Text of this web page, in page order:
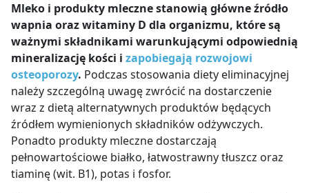
Mleko i produkty mleczne stanowią główne źródło
wapnia oraz witaminy D dla organizmu, które są
ważnymi składnikami warunkującymi odpowiednią
mineralizację kości i zapobiegają rozwojowi
osteoporozy. Podczas stosowania diety eliminacyjnej
należy szczególną uwagę zwrócić na dostarczenie
wraz z dietą alternatywnych produktów będących
źródłem wymienionych składników odżywczych.
Ponadto produkty mleczne dostarczają
pełnowartościowe białko, łatwostrawny tłuszcz oraz
tiaminę (wit. B1), potas i fosfor.